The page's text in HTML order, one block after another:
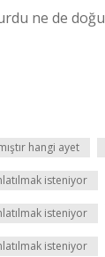
ne de
hangi ayet
isteniyor
isteniyor
isteniyor